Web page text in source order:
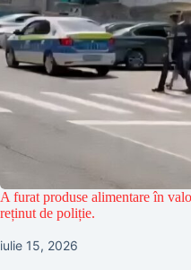
A furat produse alimentare în
reținut de poliție.
iulie 15, 2026